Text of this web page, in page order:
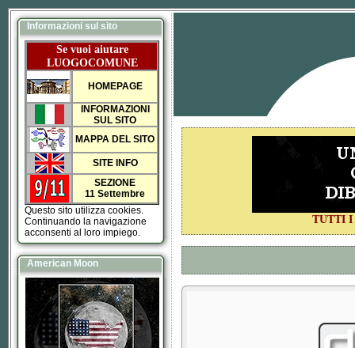
Informazioni sul sito
Se vuoi aiutare
LUOGOCOMUNE
HOMEPAGE
INFORMAZIONI
SUL SITO
MAPPA DEL SITO
SITE INFO
SEZIONE
11 Settembre
Questo sito utilizza cookies.
Continuando la navigazione
acconsenti al loro impiego.
American Moon
TUTTI I